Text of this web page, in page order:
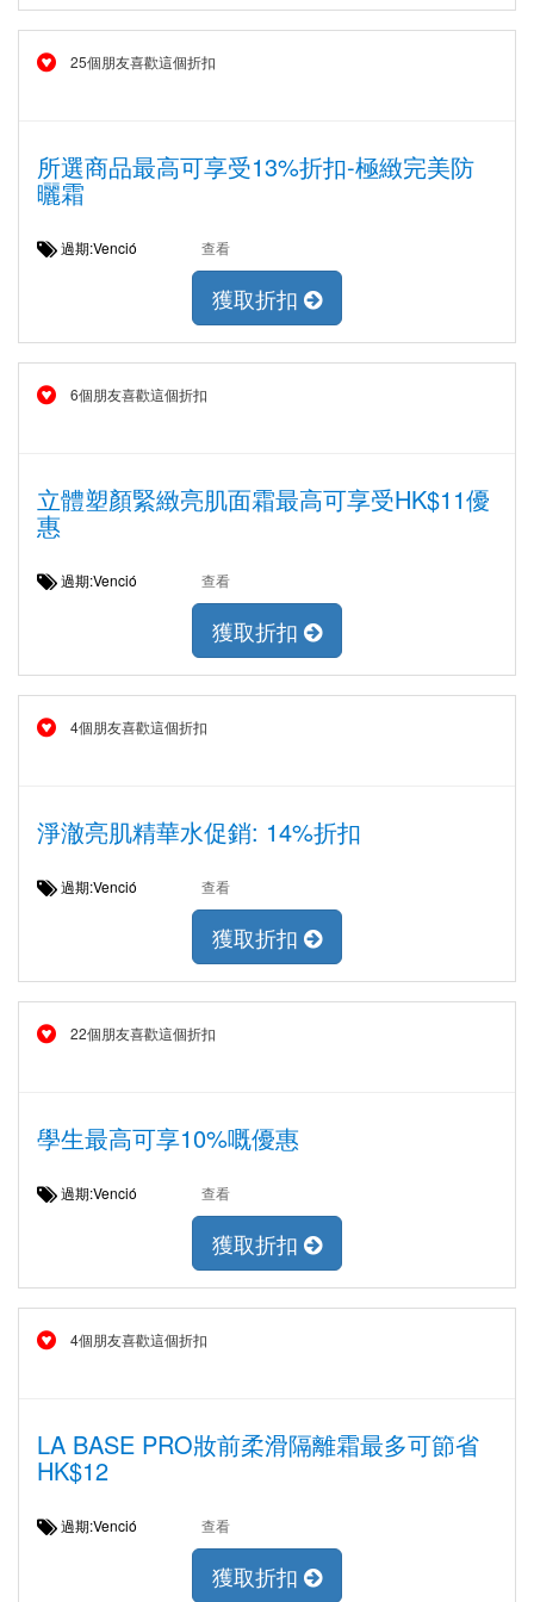
25個朋友喜歡這個折扣
所選商品最高可享受13%折扣-極緻完美防
曬霜
過期:Venció 查看
獲取折扣
6個朋友喜歡這個折扣
立體塑顏緊緻亮肌面霜最高可享受HK$11優
惠
過期:Venció 查看
獲取折扣
4個朋友喜歡這個折扣
淨澈亮肌精華水促銷: 14%折扣
過期:Venció 查看
獲取折扣
22個朋友喜歡這個折扣
學生最高可享10%嘅優惠
過期:Venció 查看
獲取折扣
4個朋友喜歡這個折扣
LA BASE PRO妝前柔滑隔離霜最多可節省
HK$12
過期:Venció 查看
獲取折扣